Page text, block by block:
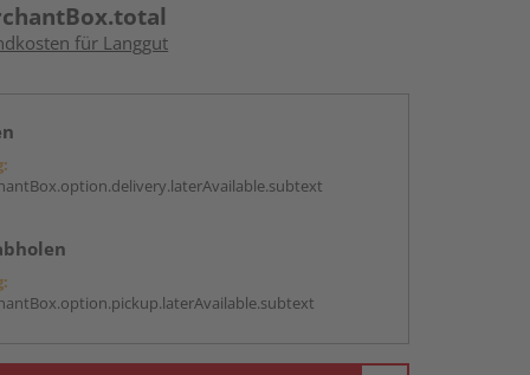
für Langgut